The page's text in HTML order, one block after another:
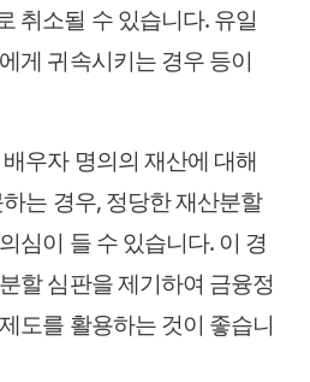
취소될 수 있습니다. 유일
게 귀속시키는 경우 등이
우자 명의의 재산에 대해
는 경우, 정당한 재산분할
심이 들 수 있습니다. 이 경
할 심판을 제기하여 금융정
도를 활용하는 것이 좋습니